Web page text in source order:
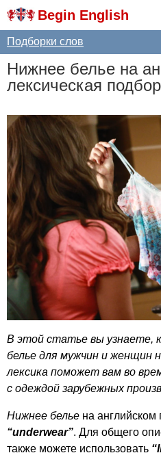
Begin English
Подборки слов
Нижнее белье на
лексическая
В этой статье вы узнаете,
белье для мужчин и женщин
лексика поможет вам во
с одеждой зарубежных
Нижнее белье на английском
“underwear”. Для общего
также можете использовать “